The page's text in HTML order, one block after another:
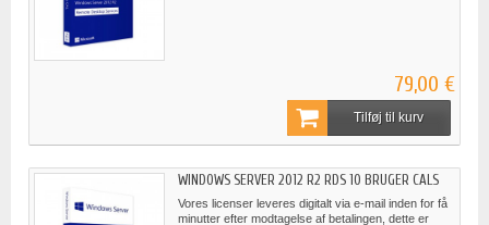
79,00 €
Tilføj til kurv
WINDOWS SERVER 2012 R2 RDS 10 BRUGER CALS
Vores licenser leveres digitalt via e-mail inden for få
minutter efter modtagelse af betalingen, dette er